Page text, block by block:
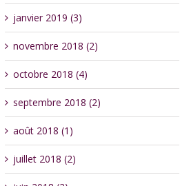
janvier 2019 (3)
novembre 2018 (2)
octobre 2018 (4)
septembre 2018 (2)
août 2018 (1)
juillet 2018 (2)